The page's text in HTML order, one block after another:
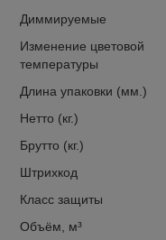
Диммируемые
Изменение цветовой
температуры
Длина упаковки (мм.)
Нетто (кг.)
Брутто (кг.)
Штрихкод
Класс защиты
Объём, м³